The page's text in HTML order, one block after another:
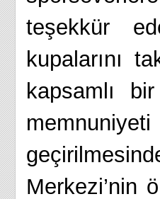
teşekkür
kupalarını
kapsamlı
Merkezi’nin